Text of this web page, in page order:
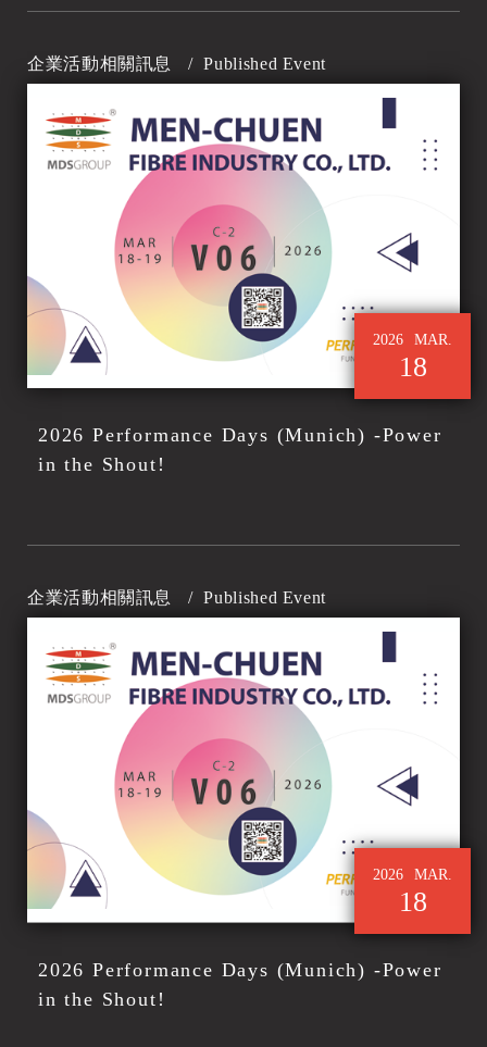
企業活動相關訊息 / Published Event
2026 MAR.
18
2026 Performance Days (Munich) -Power
in the Shout!
企業活動相關訊息 / Published Event
2026 MAR.
18
2026 Performance Days (Munich) -Power
in the Shout!